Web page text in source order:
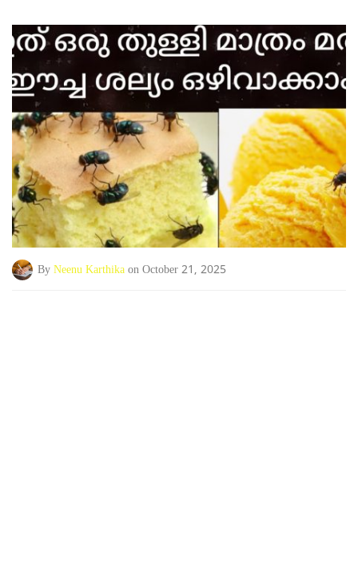
By Neenu Karthika on October 21, 2025